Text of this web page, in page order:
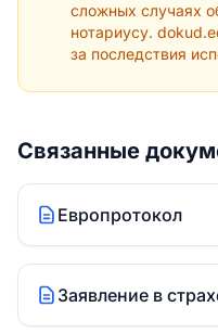
сложных случаях
нотариусу.
за последствия
Связанные
Европротокол
Заявление в